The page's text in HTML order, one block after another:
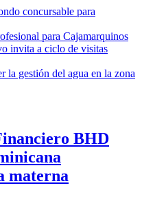
concursable para
para Cajamarquinos
invita a ciclo de visitas
la gestión del agua en la zona
BHD
materna